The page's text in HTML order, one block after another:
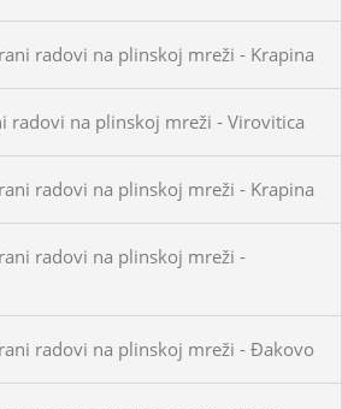
radovi na plinskoj mreži - Krapina
radovi na plinskoj mreži - Virovitica
radovi na plinskoj mreži - Krapina
radovi na plinskoj mreži -
radovi na plinskoj mreži - Đakovo